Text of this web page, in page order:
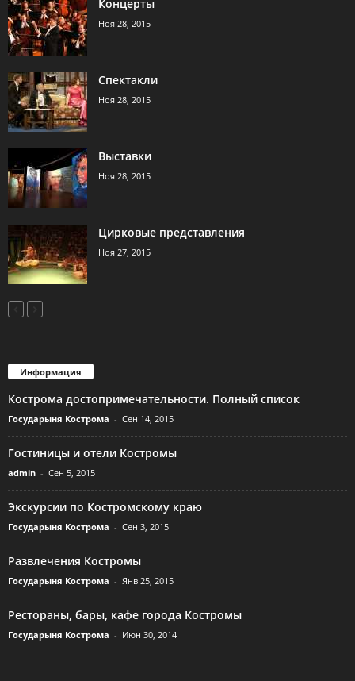
Концерты
Ноя 28, 2015
Спектакли
Ноя 28, 2015
Выставки
Ноя 28, 2015
Цирковые представления
Ноя 27, 2015
Информация
Кострома достопримечательности. Полный список
Государыня Кострома - Сен 14, 2015
Гостиницы и отели Костромы
admin - Сен 5, 2015
Экскурсии по Костромскому краю
Государыня Кострома - Сен 3, 2015
Развлечения Костромы
Государыня Кострома - Янв 25, 2015
Рестораны, бары, кафе города Костромы
Государыня Кострома - Июн 30, 2014